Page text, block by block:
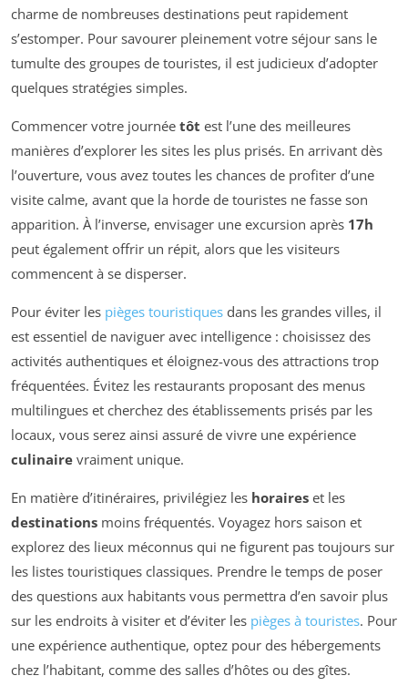
charme de nombreuses destinations peut rapidement
s’estomper. Pour savourer pleinement votre séjour sans le
tumulte des groupes de touristes, il est judicieux d’adopter
quelques stratégies simples.
Commencer votre journée tôt est l’une des meilleures
manières d’explorer les sites les plus prisés. En arrivant dès
l’ouverture, vous avez toutes les chances de profiter d’une
visite calme, avant que la horde de touristes ne fasse son
apparition. À l’inverse, envisager une excursion après 17h
peut également offrir un répit, alors que les visiteurs
commencent à se disperser.
Pour éviter les pièges touristiques dans les grandes villes, il
est essentiel de naviguer avec intelligence : choisissez des
activités authentiques et éloignez-vous des attractions trop
fréquentées. Évitez les restaurants proposant des menus
multilingues et cherchez des établissements prisés par les
locaux, vous serez ainsi assuré de vivre une expérience
culinaire vraiment unique.
En matière d’itinéraires, privilégiez les horaires et les
destinations moins fréquentés. Voyagez hors saison et
explorez des lieux méconnus qui ne figurent pas toujours sur
les listes touristiques classiques. Prendre le temps de poser
des questions aux habitants vous permettra d’en savoir plus
sur les endroits à visiter et d’éviter les pièges à touristes. Pour
une expérience authentique, optez pour des hébergements
chez l’habitant, comme des salles d’hôtes ou des gîtes.